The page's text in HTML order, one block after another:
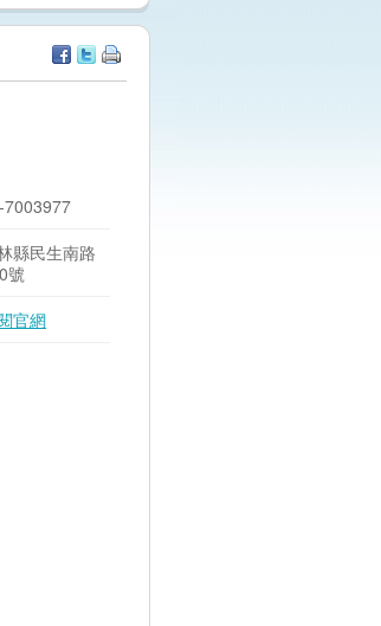
7003977
縣民生南路
號
官網